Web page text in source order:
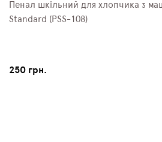
Пенал шкільний для хлопчика з
Standard (PSS-108)
250 грн.